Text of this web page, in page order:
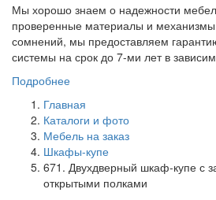
Мы хорошо знаем о надежности
проверенные материалы и
сомнений, мы предоставляем
системы на срок до 7-ми лет в
Подробнее
Главная
Каталоги и фото
Мебель на заказ
Шкафы-купе
671. Двухдверный шкаф-купе с
открытыми полками